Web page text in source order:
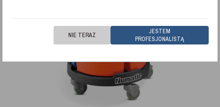
JESTEM
PROFESJONALISTĄ
NIE TERAZ